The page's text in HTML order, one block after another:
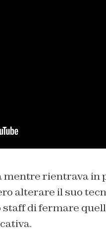
mentre rientrava in
alterare il suo
di fermare